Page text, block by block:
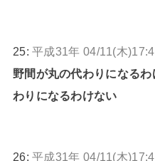
25:平成31年 04/11(木
野間が丸の代わりになる
わりになるわけない
26:平成31年 04/11(木